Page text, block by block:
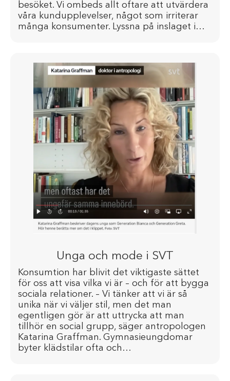
besöket. Vi ombeds allt oftare att utvärdera
våra kundupplevelser, något som irriterar
många konsumenter. Lyssna på inslaget i…
Unga och mode i SVT
Konsumtion har blivit det viktigaste sättet
för oss att visa vilka vi är – och för att bygga
sociala relationer. – Vi tänker att vi är så
unika när vi väljer stil, men det man
egentligen gör är att uttrycka att man
tillhör en social grupp, säger antropologen
Katarina Graffman. Gymnasieungdomar
byter klädstilar ofta och…